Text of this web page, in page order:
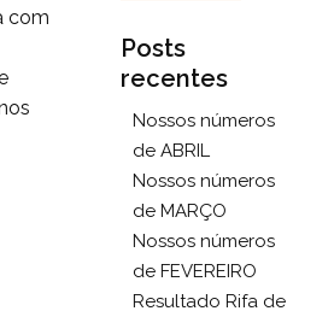
com
Posts
recentes
Nossos números
de ABRIL
Nossos números
de MARÇO
Nossos números
de FEVEREIRO
Resultado Rifa de